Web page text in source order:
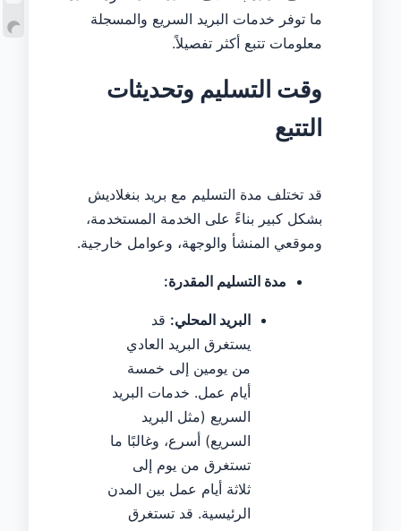
ما توفر خدمات البريد السريع والمسجلة
معلومات تتبع أكثر تفصيلاً.
وقت التسليم وتحديثات
التتبع
قد تختلف مدة التسليم مع بريد بنغلاديش
بشكل كبير بناءً على الخدمة المستخدمة،
وموقعي المنشأ والوجهة، وعوامل خارجية.
مدة التسليم المقدرة:
البريد المحلي: قد
يستغرق البريد العادي
من يومين إلى خمسة
أيام عمل. خدمات البريد
السريع (مثل البريد
السريع) أسرع، وغالبًا ما
تستغرق من يوم إلى
ثلاثة أيام عمل بين المدن
الرئيسية. قد تستغرق